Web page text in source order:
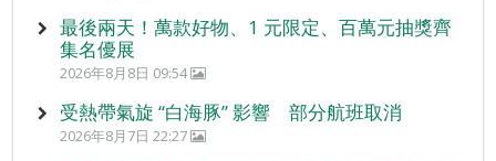
最後兩天！萬款好物、1 元限定、百萬元抽獎齊
集名優展
2026年8月8日 09:54
受熱帶氣旋 “白海豚” 影響 部分航班取消
2026年8月7日 22:27